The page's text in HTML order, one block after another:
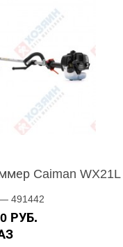
Caiman WX21L
491442
РУБ.